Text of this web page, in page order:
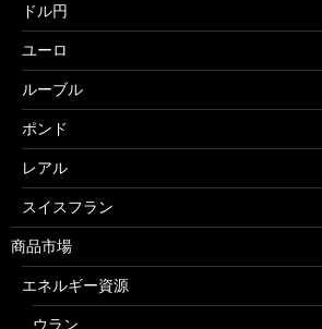
ドル円
ユーロ
ルーブル
ポンド
レアル
スイスフラン
商品市場
エネルギー資源
ウラン